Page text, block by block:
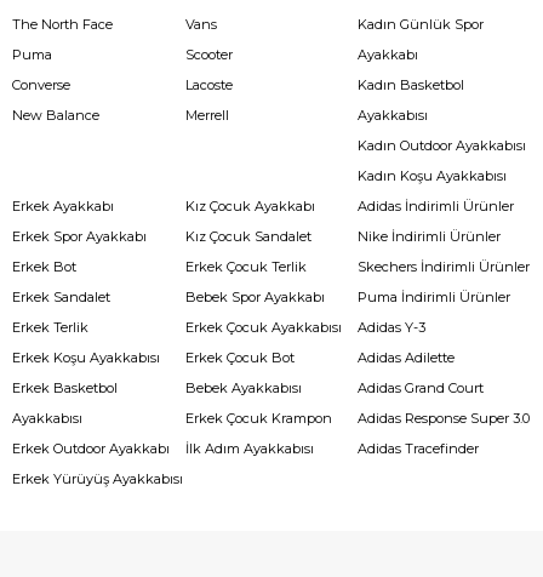
The North Face
Puma
Converse
New Balance
Vans
Scooter
Lacoste
Merrell
Kadın Günlük Spor
Ayakkabı
Kadın Basketbol
Ayakkabısı
Kadın Outdoor Ayakkabısı
Kadın Koşu Ayakkabısı
Erkek Ayakkabı
Erkek Spor Ayakkabı
Erkek Bot
Erkek Sandalet
Erkek Terlik
Erkek Koşu Ayakkabısı
Erkek Basketbol
Ayakkabısı
Erkek Outdoor Ayakkabı
Erkek Yürüyüş Ayakkabısı
Kız Çocuk Ayakkabı
Kız Çocuk Sandalet
Erkek Çocuk Terlik
Bebek Spor Ayakkabı
Erkek Çocuk Ayakkabısı
Erkek Çocuk Bot
Bebek Ayakkabısı
Erkek Çocuk Krampon
İlk Adım Ayakkabısı
Adidas İndirimli Ürünler
Nike İndirimli Ürünler
Skechers İndirimli Ürünler
Puma İndirimli Ürünler
Adidas Y-3
Adidas Adilette
Adidas Grand Court
Adidas Response Super 3.0
Adidas Tracefinder